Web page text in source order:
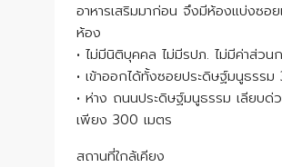
อาหารเสริมมาก่อน จึงมีห้องแบ่งซอ
ห้อง
• ไม่มีนิติบุคคล ไม่มีรปภ. ไม่มีค่าส่วน
• เข้าออกได้ทั้งซอยประดิษฐ์มนูธรรม
• ห่าง ถนนประดิษฐ์มนูธรรม เลียบด่
เพียง 300 เมตร
สถานที่ใกล้เคียง